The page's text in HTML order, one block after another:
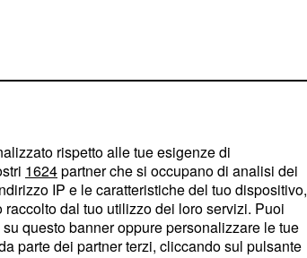
rispetto alle tue esigenze di
1624partner che si occupano di analisi dei
IP e le caratteristiche del tuo dispositivo,
dal tuo utilizzo dei loro servizi. Puoi
questo banner oppure personalizzare le tue
parte dei partner terzi, cliccando sul pulsante